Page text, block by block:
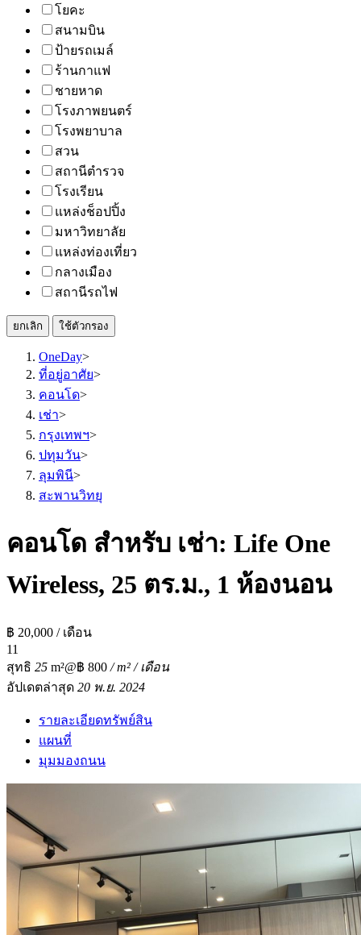
โยคะ
สนามบิน
ป้ายรถเมล์
ร้านกาแฟ
ชายหาด
โรงภาพยนตร์
โรงพยาบาล
สวน
สถานีตำรวจ
โรงเรียน
แหล่งช็อปปิ้ง
มหาวิทยาลัย
แหล่งท่องเที่ยว
กลางเมือง
สถานีรถไฟ
ยกเลิก ใช้ตัวกรอง
OneDay>
ที่อยู่อาศัย>
คอนโด>
เช่า>
กรุงเทพฯ>
ปทุมวัน>
ลุมพินี>
สะพานวิทยุ
คอนโด สำหรับ เช่า: Life One
Wireless, 25 ตร.ม., 1 ห้องนอน
฿ 20,000 / เดือน
11
สุทธิ 25 m²@฿ 800 / m² / เดือน
อัปเดตล่าสุด 20 พ.ย. 2024
รายละเอียดทรัพย์สิน
แผนที่
มุมมองถนน